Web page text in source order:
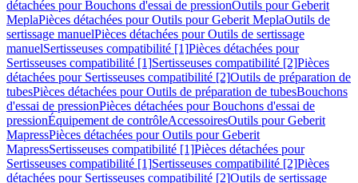
détachées pour Bouchons d'essai de pressionOutils pour Geberit
MeplaPièces détachées pour Outils pour Geberit MeplaOutils de
sertissage manuelPièces détachées pour Outils de sertissage
manuelSertisseuses compatibilité [1]Pièces détachées pour
Sertisseuses compatibilité [1]Sertisseuses compatibilité [2]Pièces
détachées pour Sertisseuses compatibilité [2]Outils de préparation de
tubesPièces détachées pour Outils de préparation de tubesBouchons
d'essai de pressionPièces détachées pour Bouchons d'essai de
pressionÉquipement de contrôleAccessoiresOutils pour Geberit
MapressPièces détachées pour Outils pour Geberit
MapressSertisseuses compatibilité [1]Pièces détachées pour
Sertisseuses compatibilité [1]Sertisseuses compatibilité [2]Pièces
détachées pour Sertisseuses compatibilité [2]Outils de sertissage